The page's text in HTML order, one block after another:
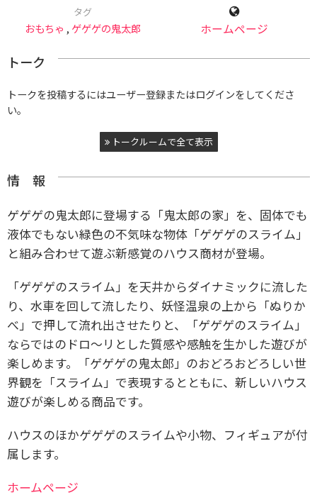
タグ
おもちゃ , ゲゲゲの鬼太郎 ホームページ
トーク
トークを投稿するにはユーザー登録またはログインをしてくださ
い。
トークルームで全て表示
情 報
ゲゲゲの鬼太郎に登場する「鬼太郎の家」を、固体でも
液体でもない緑色の不気味な物体「ゲゲゲのスライム」
と組み合わせて遊ぶ新感覚のハウス商材が登場。
「ゲゲゲのスライム」を天井からダイナミックに流した
り、水車を回して流したり、妖怪温泉の上から「ぬりか
べ」で押して流れ出させたりと、「ゲゲゲのスライム」
ならではのドロ～リとした質感や感触を生かした遊びが
楽しめます。「ゲゲゲの鬼太郎」のおどろおどろしい世
界観を「スライム」で表現するとともに、新しいハウス
遊びが楽しめる商品です。
ハウスのほかゲゲゲのスライムや小物、フィギュアが付
属します。
ホームページ